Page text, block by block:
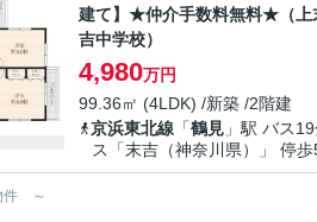
建て】★仲介手数料無料★（上
吉中学校）
4,980万円
99.36㎡ (4LDK) /新築 /2階建
京浜東北線 「鶴見 」駅 バス
ス「末吉（神奈川県）」 停
件 ～